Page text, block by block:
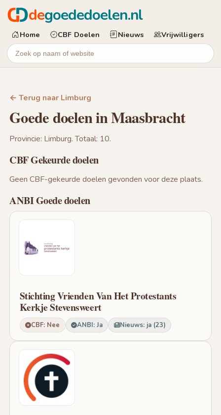
degoededoelen.nl
Home CBF Doelen Nieuws Vrijwilligers
← Terug naar Limburg
Goede doelen in Maasbracht
Provincie: Limburg. Totaal: 10.
CBF Gekeurde doelen
Geen CBF-gekeurde doelen gevonden voor deze plaats.
ANBI Goede doelen
Stichting Vrienden Van Het Protestants
Kerkje Stevensweert
CBF: Nee ANBI: Ja Nieuws: ja (23)